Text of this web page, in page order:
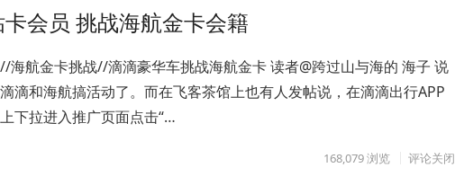
会员 挑战海航金卡会籍
//海航金卡挑战//滴滴豪华车挑战海航金卡 读者@跨过山与海的 海子 说
滴滴和海航搞活动了。而在飞客茶馆上也有人发帖说，在滴滴出行APP
上下拉进入推广页面点击“…
168,079浏览 评论关闭